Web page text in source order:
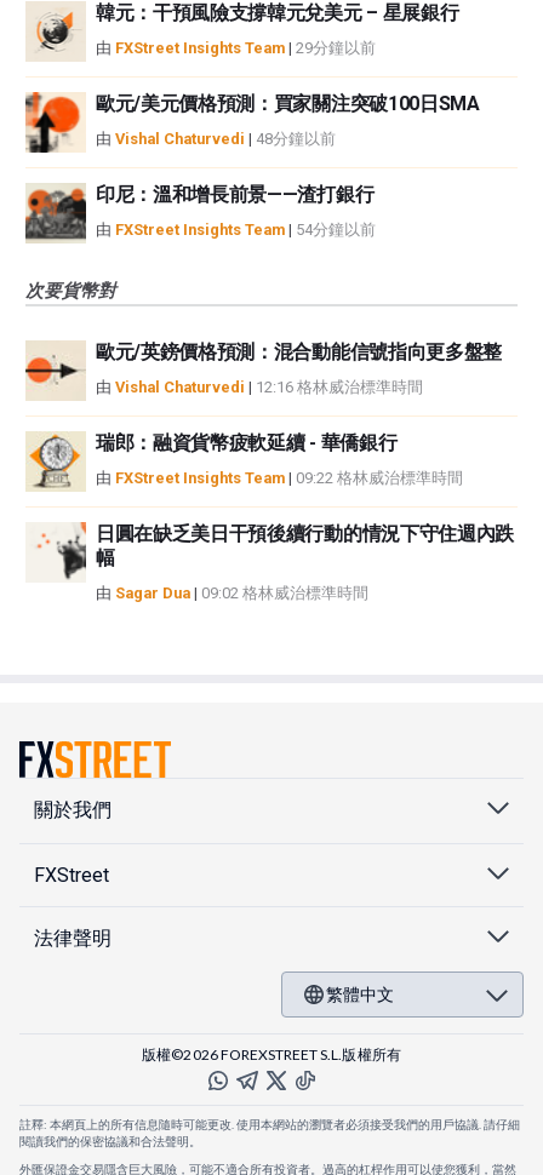
韓元：干預風險支撐韓元兌美元 – 星展銀行
由 FXStreet Insights Team | 29分鐘以前
歐元/美元價格預測：買家關注突破100日SMA
由 Vishal Chaturvedi | 48分鐘以前
印尼：溫和增長前景——渣打銀行
由 FXStreet Insights Team | 54分鐘以前
次要貨幣對
歐元/英鎊價格預測：混合動能信號指向更多盤整
由 Vishal Chaturvedi | 12:16 格林威治標準時間
瑞郎：融資貨幣疲軟延續 - 華僑銀行
由 FXStreet Insights Team | 09:22 格林威治標準時間
日圓在缺乏美日干預後續行動的情況下守住週內跌
幅
由 Sagar Dua | 09:02 格林威治標準時間
關於我們
FXStreet
法律聲明
繁體中文
版權©2026 FOREXSTREET S.L.版權所有
註釋: 本網頁上的所有信息隨時可能更改. 使用本網站的瀏覽者必須接受我們的用戶協議. 請仔細
閱讀我們的保密協議和合法聲明。
外匯保證金交易隱含巨大風險，可能不適合所有投資者。過高的杠桿作用可以使您獲利，當然